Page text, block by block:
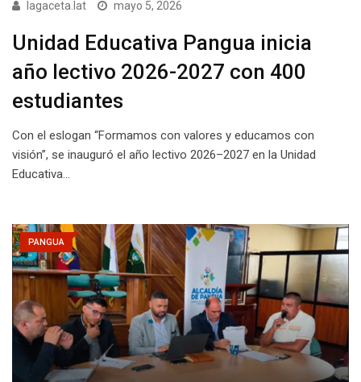
lagaceta.lat mayo 5, 2026
Unidad Educativa Pangua inicia
año lectivo 2026-2027 con 400
estudiantes
Con el eslogan “Formamos con valores y educamos con
visión”, se inauguró el año lectivo 2026–2027 en la Unidad
Educativa…
PANGUA